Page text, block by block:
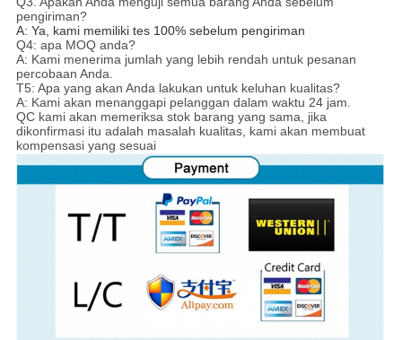
pengiriman?
A: Ya, kami memiliki tes 100% sebelum pengiriman
Q4: apa MOQ anda?
A: Kami menerima jumlah yang lebih rendah untuk pesanan
percobaan Anda.
T5: Apa yang akan Anda lakukan untuk keluhan kualitas?
A: Kami akan menanggapi pelanggan dalam waktu 24 jam.
QC kami akan memeriksa stok barang yang sama, jika
dikonfirmasi itu adalah masalah kualitas, kami akan membuat
kompensasi yang sesuai